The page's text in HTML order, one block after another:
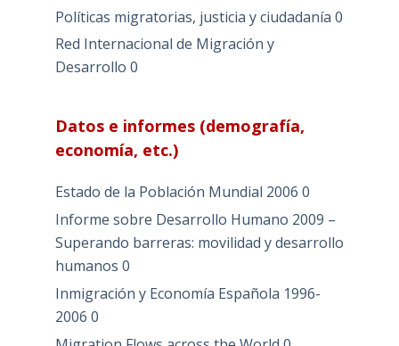
Políticas migratorias, justicia y ciudadanía 0
Red Internacional de Migración y
Desarrollo 0
Datos e informes (demografía,
economía, etc.)
Estado de la Población Mundial 2006 0
Informe sobre Desarrollo Humano 2009 –
Superando barreras: movilidad y desarrollo
humanos 0
Inmigración y Economía Española 1996-
2006 0